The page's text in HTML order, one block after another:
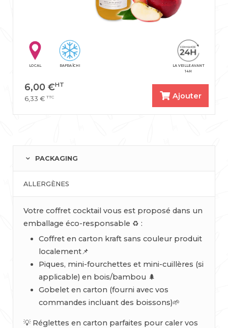
LA VEILLE AVANT
14H
LOCAL RAFRAÎCHI
6,00 €HT
6,33 € TTC Ajouter
PACKAGING
ALLERGÈNES
Votre coffret cocktail vous est proposé dans un
emballage éco-responsable ♻️ :
Coffret en carton kraft sans couleur produit
localement📌
Piques, mini-fourchettes et mini-cuillères (si
applicable) en bois/bambou 🌲
Gobelet en carton (fourni avec vos
commandes incluant des boissons)🌱
💡 Réglettes en carton parfaites pour caler vos